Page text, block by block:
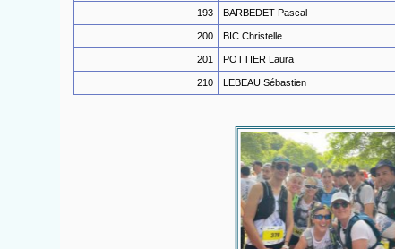
193 BARBEDET Pascal
200 BIC Christelle
201 POTTIER Laura
210 LEBEAU Sébastien